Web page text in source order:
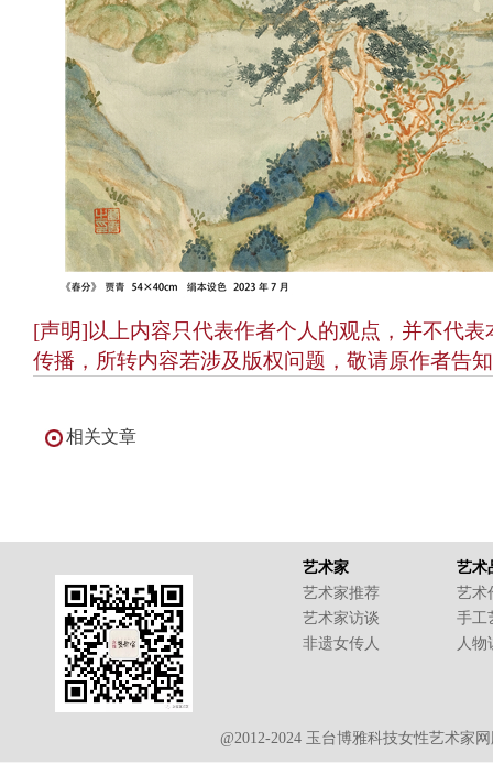
[声明]以上内容只代表作者个人的观点，并不代
传播，所转内容若涉及版权问题，敬请原作者告
相关文章
艺术家
艺术家推荐
艺术家访谈
非遗女传人
艺术
艺术
手工
人物
@2012-2024 玉台博雅科技女性艺术家